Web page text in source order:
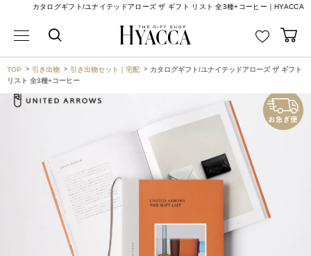
カタログギフト/ユナイテッドアローズ ザ ギフト リスト 全3種+コーヒー｜HYACCA
TOP 引き出物 引き出物セット｜宅配
カタログギフト/ユナイテッドアローズ ザ ギフト
リスト 全3種+コーヒー